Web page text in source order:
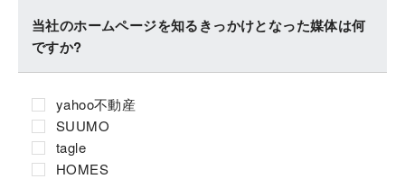
当社のホームページを知るきっかけとなった媒体は何
ですか?
yahoo不動産
SUUMO
tagle
HOMES